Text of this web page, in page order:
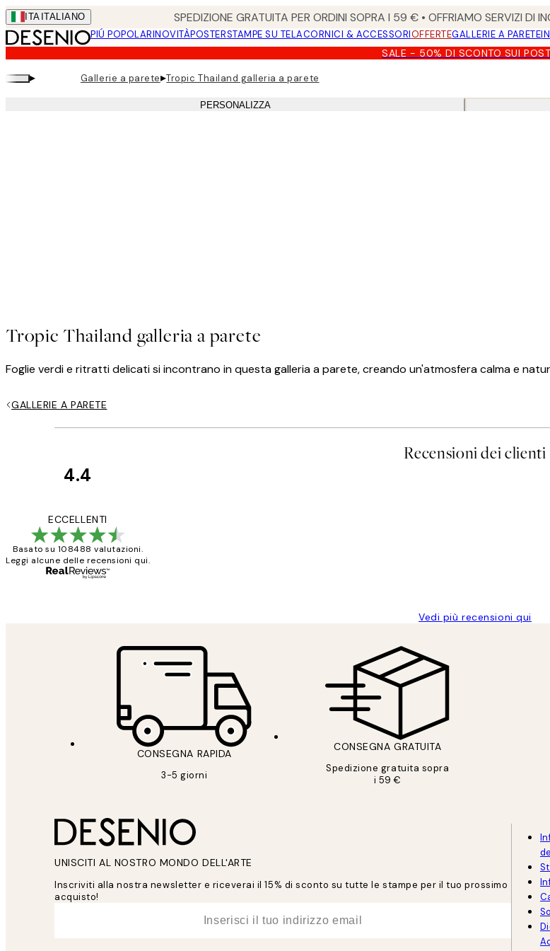
Skip
to
main
content.
ITA ITALIANO SPEDIZIONE GRATUITA PER ORDINI SOPRA I 59 € • OFFRIAMO SERVIZI DI
PIÚ POPOLARINOVITÀPOSTERSTAMPE SU TELACORNICI & ACCESSORIOFFERTEGALLERIE A PARETE
SALE - 50% DI SCONTO SUI
▸ Gallerie a parete▸Tropic Thailand galleria a parete
PERSONALIZZA
Tropic Thailand galleria a parete
Foglie verdi e ritratti delicati si incontrano in questa galleria a parete, creando un'atmosfera calma e
GALLERIE A PARETE
Recensioni dei clienti
4.4
ECCELLENTI
Basato su 108488 valutazioni.
Leggi alcune delle recensioni qui.
Vedi più recensioni qui
CONSEGNA RAPIDA
3-5 giorni
CONSEGNA GRATUITA
Spedizione gratuita sopra
i 59 €
UNISCITI AL NOSTRO MONDO DELL'ARTE
Inscriviti alla nostra newsletter e riceverai il 15% di sconto su tutte le stampe per il tuo prossimo
acquisto!